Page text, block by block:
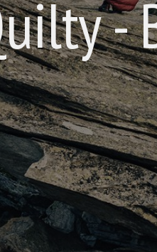
-